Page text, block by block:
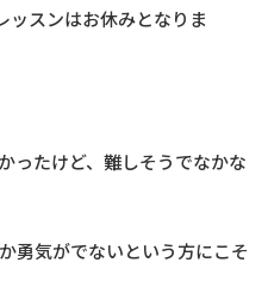
スンはお休みとなりま
ったけど、難しそうでなかな
勇気がでないという方にこそ